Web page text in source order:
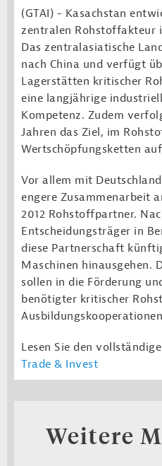
(GTAI) - Kasachstan
zentralen Rohstoffakteur
Das zentralasiatische
nach China und verfügt
Lagerstätten kritischer
eine langjährige
Kompetenz. Zudem
Jahren das Ziel, im
Wertschöpfungsketten
Vor allem mit
engere Zusammenarbeit
2012 Rohstoffpartner.
Entscheidungsträger in
diese Partnerschaft
Maschinen hinausgehen.
sollen in die Förderung
benötigter kritischer
Lesen Sie den
Trade & Invest
Weitere